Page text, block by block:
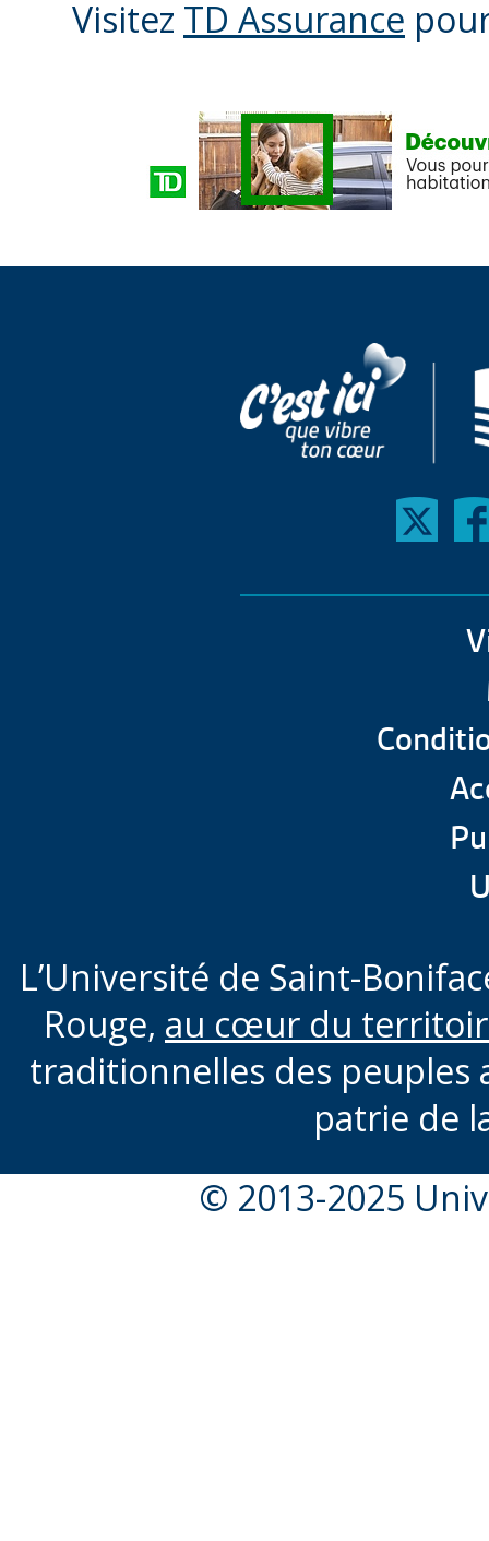
Visitez TD Assurance
L’Université de Saint-
Rouge, au cœur du
traditionnelles des peuples
patrie de
© 2013-2025